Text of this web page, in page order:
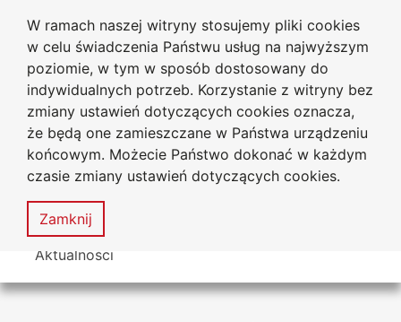
W ramach naszej witryny stosujemy pliki cookies
w celu świadczenia Państwu usług na najwyższym
poziomie, w tym w sposób dostosowany do
indywidualnych potrzeb. Korzystanie z witryny bez
zmiany ustawień dotyczących cookies oznacza,
że będą one zamieszczane w Państwa urządzeniu
końcowym. Możecie Państwo dokonać w każdym
czasie zmiany ustawień dotyczących cookies.
Zamknij
Przejdź do głównego menu
Przejdź do treści
Przejdź do wyszukiwarki
Przejdź do mapy serwisu
Uniwersytet
Jana Długosza w Częstochowie
Mapa
serwisu
MENU
Tutaj jesteś
Aktualności